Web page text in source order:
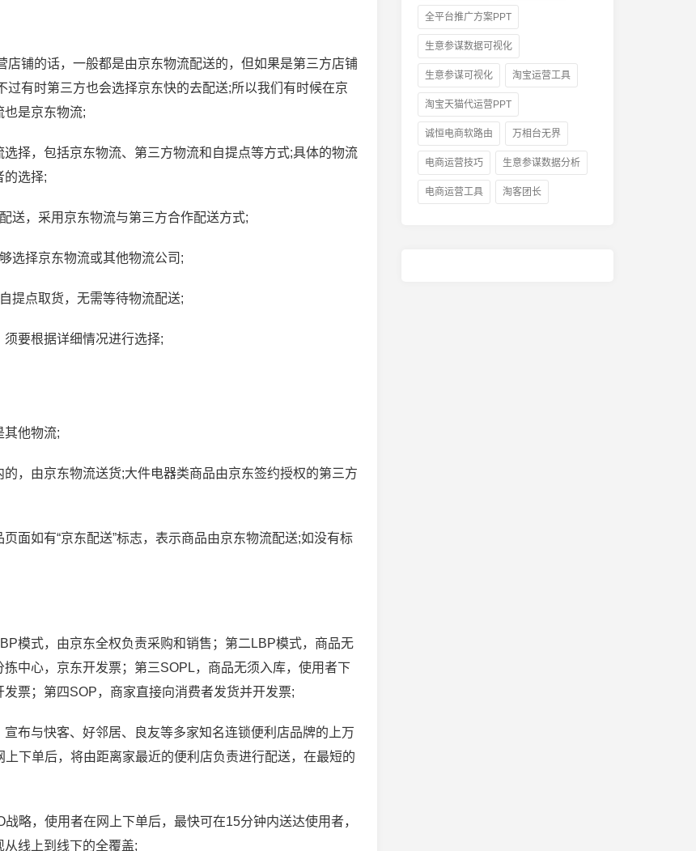
京东金采是什么意思？京东金
采安全吗可靠吗
铺的话，一般都是由京东物流配送的，但如果是第三方店铺
有时第三方也会选择京东快的去配送;所以我们有时候在京
也是京东物流;
择，包括京东物流、第三方物流和自提点等方式;具体的物流
的选择;
送，采用京东物流与第三方合作配送方式;
选择京东物流或其他物流公司;
提点取货，无需等待物流配送;
要根据详细情况进行选择;
其他物流;
，由京东物流送货;大件电器类商品由京东签约授权的第三方
面如有“京东配送”标志，表示商品由京东物流配送;如没有标
模式，由京东全权负责采购和销售；第二LBP模式，商品无
中心，京东开发票；第三SOPL，商品无须入库，使用者下
票；第四SOP，商家直接向消费者发货并开发票;
布与快客、好邻居、良友等多家知名连锁便利店品牌的上万
下单后，将由距离家最近的便利店负责进行配送，在最短的
略，使用者在网上下单后，最快可在15分钟内送达使用者，
线上到线下的全覆盖;
全平台推广方案PPT
生意参谋数据可视化
生意参谋可视化 淘宝运营工具
淘宝天猫代运营PPT
诚恒电商软路由 万相台无界
电商运营技巧 生意参谋数据分析
电商运营工具 淘客团长